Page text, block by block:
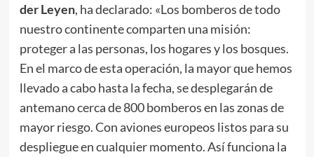
der Leyen, ha declarado: «Los bomberos de todo
nuestro continente comparten una misión:
proteger a las personas, los hogares y los bosques.
En el marco de esta operación, la mayor que hemos
llevado a cabo hasta la fecha, se desplegarán de
antemano cerca de 800 bomberos en las zonas de
mayor riesgo. Con aviones europeos listos para su
despliegue en cualquier momento. Así funciona la